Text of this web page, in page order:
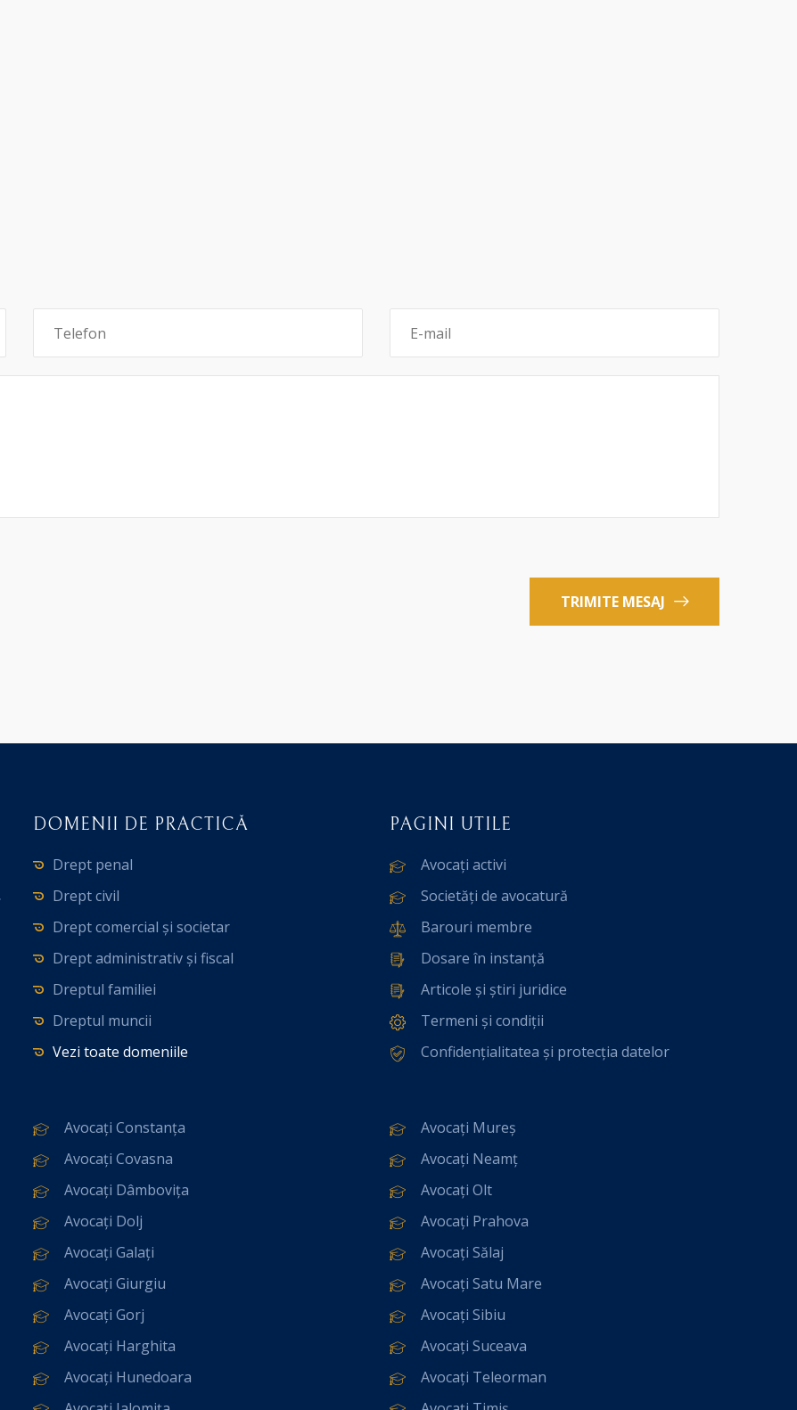
TRIMITE MESAJ
DOMENII DE PRACTICĂ
Drept penal
Drept civil
Drept comercial și societar
Drept administrativ și fiscal
Dreptul familiei
Dreptul muncii
Vezi toate domeniile
PAGINI UTILE
Avocați activi
Societăți de avocatură
Barouri membre
Dosare în instanță
Articole și știri juridice
Termeni și condiții
Confidențialitatea și protecția datelor
Avocați Constanța
Avocați Covasna
Avocați Dâmbovița
Avocați Dolj
Avocați Galați
Avocați Giurgiu
Avocați Gorj
Avocați Harghita
Avocați Hunedoara
Avocați Mureș
Avocați Neamț
Avocați Olt
Avocați Prahova
Avocați Sălaj
Avocați Satu Mare
Avocați Sibiu
Avocați Suceava
Avocați Teleorman